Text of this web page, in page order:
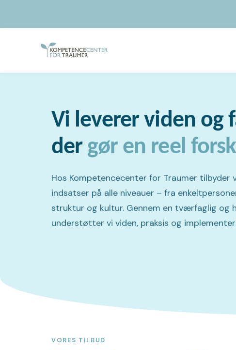
Vi leverer viden og
der gør en reel
Hos Kompetencecenter for Traumer tilbyder
indsatser på alle niveauer – fra
struktur og kultur. Gennem en tværfaglig og
understøtter vi viden, praksis og
VORES TILBUD